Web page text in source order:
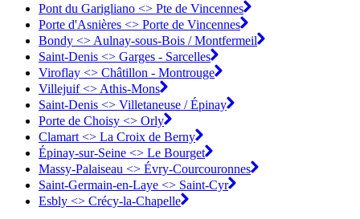
Pont du Garigliano <>︎ Pte de Vincennes
Porte d'Asnières <>︎ Porte de Vincennes
Bondy <>︎ Aulnay-sous-Bois / Montfermeil
Saint-Denis <>︎ Garges - Sarcelles
Viroflay <>︎ Châtillon - Montrouge
Villejuif <>︎ Athis-Mons
Saint-Denis <>︎ Villetaneuse / Épinay
Porte de Choisy <>︎ Orly
Clamart <>︎ La Croix de Berny
Épinay-sur-Seine <>︎ Le Bourget
Massy-Palaiseau <> Évry-Courcouronnes︎
Saint-Germain-en-Laye <>︎ Saint-Cyr
Esbly <> Crécy-la-Chapelle